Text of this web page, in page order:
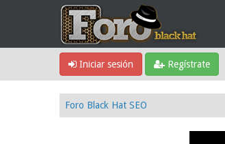
Iniciar sesión Regístrate
Foro Black Hat SEO